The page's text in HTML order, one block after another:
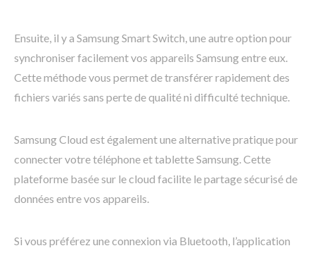
Ensuite, il y a Samsung Smart Switch, une autre option pour
synchroniser facilement vos appareils Samsung entre eux.
Cette méthode vous permet de transférer rapidement des
fichiers variés sans perte de qualité ni difficulté technique.
Samsung Cloud est également une alternative pratique pour
connecter votre téléphone et tablette Samsung. Cette
plateforme basée sur le cloud facilite le partage sécurisé de
données entre vos appareils.
Si vous préférez une connexion via Bluetooth, l’application